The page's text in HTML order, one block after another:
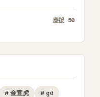
應援 50
# 金宣虎 # gd